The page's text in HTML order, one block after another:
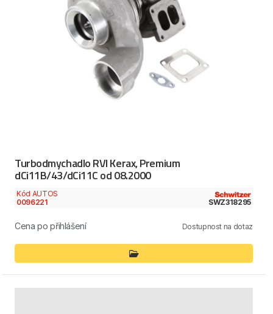
Turbodmychadlo RVI Kerax, Premium
dCi11B/43/dCi11C od 08.2000
Kód AUTOS
0096221
SWZ318295
Cena po přihlášení Dostupnost na dotaz